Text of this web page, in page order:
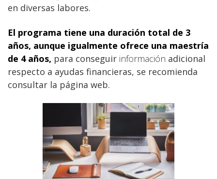
en diversas labores.
El programa tiene una duración total de 3
años, aunque igualmente ofrece una maestría
de 4 años, para conseguir información adicional
respecto a ayudas financieras, se recomienda
consultar la página web.